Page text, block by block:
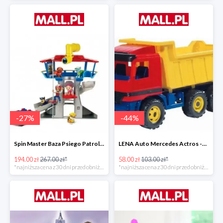
-27%
Spin Master Baza Psiego Patrolu -27%
194.00 zł267.00 zł*
*najniższa cena z 30 dni przed obniżką
-44%
LENA Auto Mercedes Actros -43%
58.00 zł103.00 zł*
*najniższa cena z 30 dni przed obniżką